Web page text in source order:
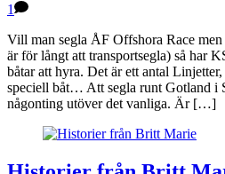
1
Vill man segla ÅF Offshora Race
är för långt att transportsegla) så har
båtar att hyra. Det är ett antal
speciell båt… Att segla runt Gotland i
någonting utöver det vanliga. Är […]